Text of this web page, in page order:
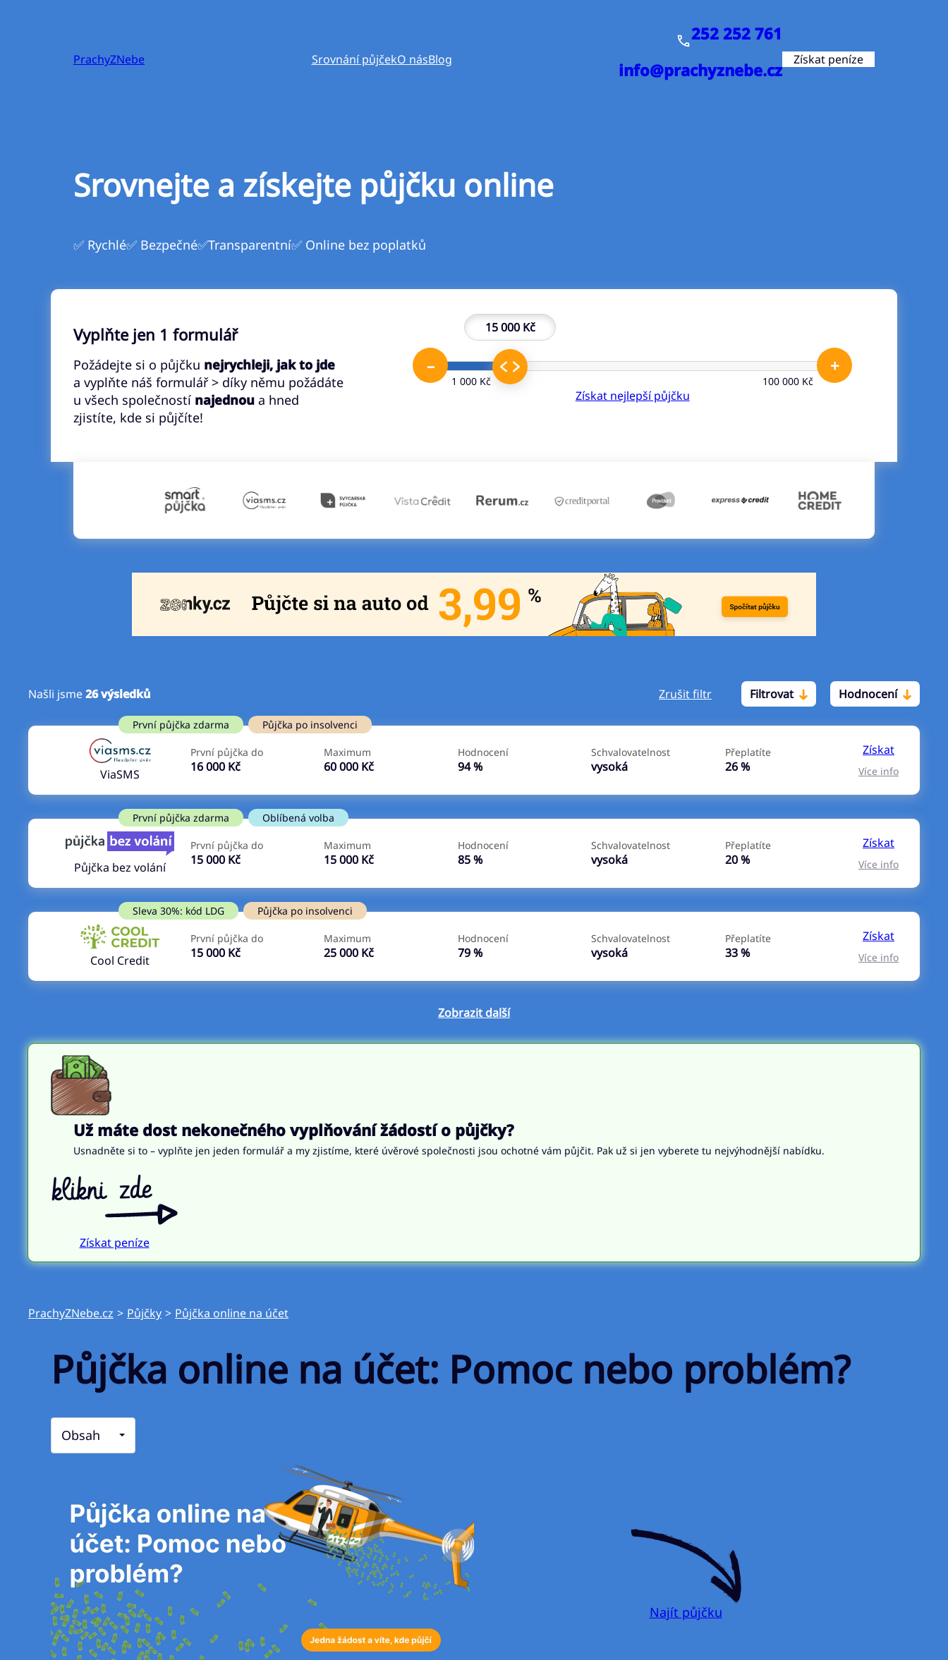
PrachyZNebe
Srovnání půjčekO násBlog
252 252 761
info@prachyznebe.cz
Získat peníze
Srovnejte a získejte půjčku online
✅ Rychlé✅ Bezpečné✅Transparentní✅ Online bez poplatků
Vyplňte jen 1 formulář
Požádejte si o půjčku nejrychleji, jak to jde
a vyplňte náš formulář > díky němu požádáte
u všech společností najednou a hned
zjistíte, kde si půjčíte!
15 000 Kč
– +
1 000 Kč 100 000 Kč
Získat nejlepší půjčku
Zrušit filtr Filtrovat
Hodnocení
Od
Do
První půjčka zdarma
ano
Našli jsme26výsledků
První půjčka zdarma Půjčka po insolvenci
ViaSMS
První půjčka do
16 000 Kč
Maximum
60 000 Kč
Hodnocení
94 %
Schvalovatelnost
vysoká
Přeplatíte
26 %
Získat
Více info
První půjčka zdarma Oblíbená volba
Půjčka bez volání
První půjčka do
15 000 Kč
Maximum
15 000 Kč
Hodnocení
85 %
Schvalovatelnost
vysoká
Přeplatíte
20 %
Získat
Více info
Sleva 30%: kód LDG Půjčka po insolvenci
Cool Credit
První půjčka do
15 000 Kč
Maximum
25 000 Kč
Hodnocení
79 %
Schvalovatelnost
vysoká
Přeplatíte
33 %
Získat
Více info
Zobrazit další
Už máte dost nekonečného vyplňování žádostí o půjčky?
Usnadněte si to – vyplňte jen jeden formulář a my zjistíme, které úvěrové společnosti jsou ochotné vám půjčit. Pak už si jen vyberete tu nejvýhodnější nabídku.
Získat peníze
PrachyZNebe.cz > Půjčky > Půjčka online na účet
Půjčka online na účet: Pomoc nebo problém?
Obsah
Najít půjčku